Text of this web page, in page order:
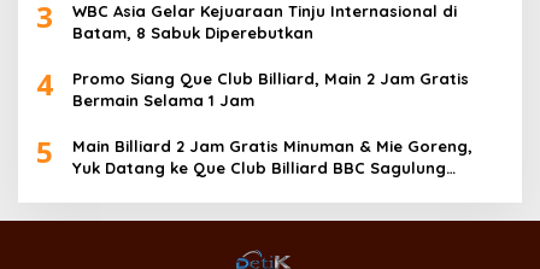
3
WBC Asia Gelar Kejuaraan Tinju Internasional di
Batam, 8 Sabuk Diperebutkan
4
Promo Siang Que Club Billiard, Main 2 Jam Gratis
5
Main Billiard 2 Jam Gratis Minuman & Mie Goreng,
Yuk Datang ke Que Club Billiard BBC Sagulung…